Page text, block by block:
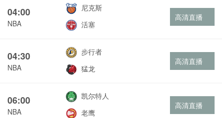
04:00
NBA
尼克斯
活塞
高清直播
04:30
NBA
步行者
猛龙
高清直播
06:00
NBA
凯尔特人
老鹰
高清直播